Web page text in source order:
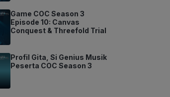
Game COC Season 3
Episode 10: Canvas
Conquest & Threefold Trial
Profil Gita, Si Genius Musik
Peserta COC Season 3